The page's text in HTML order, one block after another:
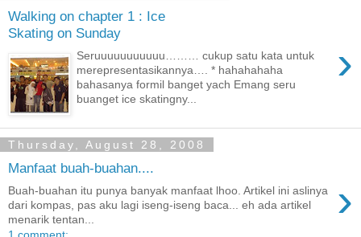
Walking on chapter 1 : Ice
Skating on Sunday
›
Seruuuuuuuuuuu……… cukup satu kata untuk
merepresentasikannya…. * hahahahaha
bahasanya formil banget yach Emang seru
buanget ice skatingny...
Thursday, August 28, 2008
Manfaat buah-buahan....
›
Buah-buahan itu punya banyak manfaat lhoo. Artikel ini aslinya
dari kompas, pas aku lagi iseng-iseng baca... eh ada artikel
menarik tentan...